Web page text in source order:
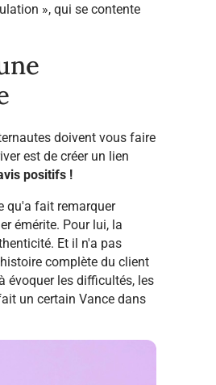
», qui se contente
doivent vous faire
est de créer un lien
positifs !
qu'a fait remarquer
émérite. Pour lui, la
Et il n'a pas
complète du client
évoquer les difficultés, les
un certain Vance dans